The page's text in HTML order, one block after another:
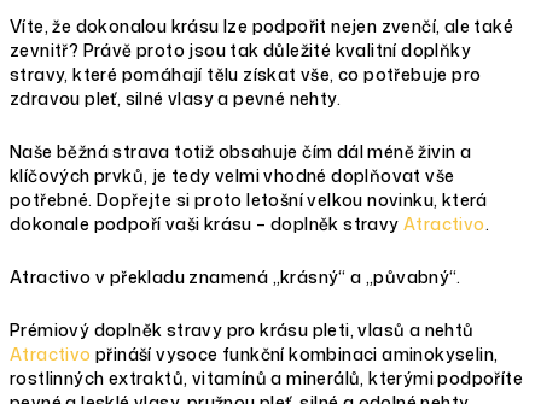
Víte, že dokonalou krásu lze podpořit nejen zvenčí, ale také
zevnitř? Právě proto jsou tak důležité kvalitní doplňky
stravy, které pomáhají tělu získat vše, co potřebuje pro
zdravou pleť, silné vlasy a pevné nehty.
Naše běžná strava totiž obsahuje čím dál méně živin a
klíčových prvků, je tedy velmi vhodné doplňovat vše
potřebné. Dopřejte si proto letošní velkou novinku, která
dokonale podpoří vaši krásu – doplněk stravy Atractivo.
Atractivo v překladu znamená „krásný“ a „půvabný“.
Prémiový doplněk stravy pro krásu pleti, vlasů a nehtů
Atractivo přináší vysoce funkční kombinaci aminokyselin,
rostlinných extraktů, vitamínů a minerálů, kterými podpoříte